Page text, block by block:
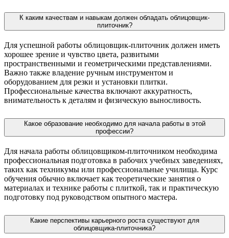
К каким качествам и навыкам должен обладать облицовщик-
плиточник?
Для успешной работы облицовщик-плиточник должен иметь
хорошее зрение и чувство цвета, развитыми
пространственными и геометрическими представлениями.
Важно также владение ручным инструментом и
оборудованием для резки и установки плитки.
Профессиональные качества включают аккуратность,
внимательность к деталям и физическую выносливость.
Какое образование необходимо для начала работы в этой
профессии?
Для начала работы облицовщиком-плиточником необходима
профессиональная подготовка в рабочих учебных заведениях,
таких как техникумы или профессиональные училища. Курс
обучения обычно включает как теоретические занятия о
материалах и технике работы с плиткой, так и практическую
подготовку под руководством опытного мастера.
Какие перспективы карьерного роста существуют для
облицовщика-плиточника?